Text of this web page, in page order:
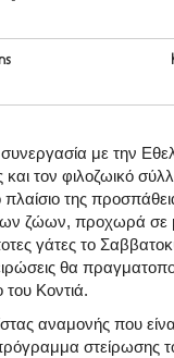
με την
τον φιλοζωικό
της
ζώων, προχωρά σε
γάτες το
θα
του Κοντιά.
αναμονής που
στείρωσης